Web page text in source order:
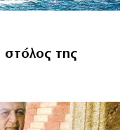
στόλος της